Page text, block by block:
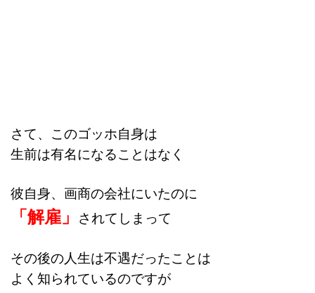
さて、このゴッホ自身は
生前は有名になることはなく
彼自身、画商の会社にいたのに
「解雇」 されてしまって
その後の人生は不遇だったことは
よく知られているのですが